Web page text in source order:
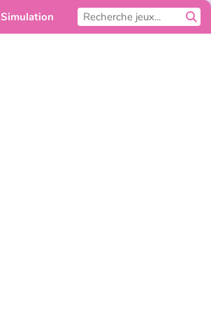
Simulation